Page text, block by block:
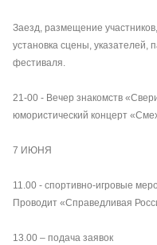
Заезд, размещение
установка сцены, указателей,
фестиваля.
21-00 - Вечер знакомств
юмористический концерт
7 ИЮНЯ
11.00 - спортивно-игровые
Проводит «Справедливая
13.00 – подача заявок